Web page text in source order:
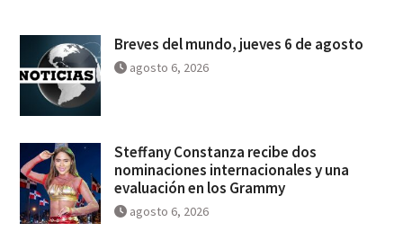
Breves del mundo, jueves 6 de agosto
agosto 6, 2026
Steffany Constanza recibe dos
nominaciones internacionales y una
evaluación en los Grammy
agosto 6, 2026